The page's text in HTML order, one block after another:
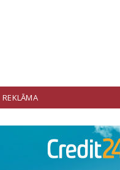
REKLĀMA